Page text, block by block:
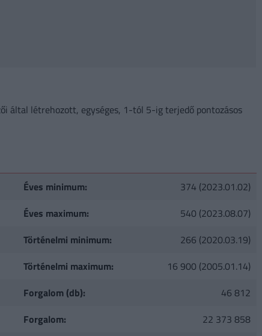
által létrehozott, egységes, 1-tól 5-ig terjedő pontozásos
Éves minimum:
374 (2023.01.02)
Éves maximum:
540 (2023.08.07)
Történelmi minimum:
266 (2020.03.19)
Történelmi maximum:
16 900 (2005.01.14)
Forgalom (db):
46 812
Forgalom:
22 373 858